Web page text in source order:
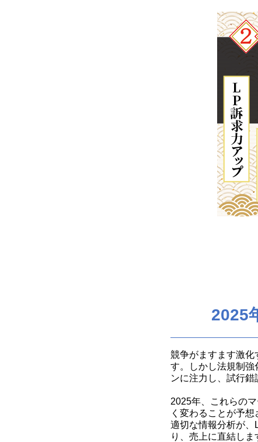
2025
競争がますます激
す。しかし法規制強
ンに注力し、試行錯
2025年、
これらの
く変わることが予
適切な情報分析が、
り、売上に直結しま